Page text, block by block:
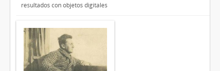
resultados con objetos digitales